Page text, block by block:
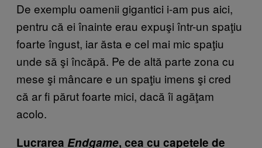
De exemplu oamenii gigantici i-am pus aici,
pentru că ei înainte erau expuşi într-un spaţiu
foarte îngust, iar ăsta e cel mai mic spaţiu
unde să şi încăpă. Pe de altă parte zona cu
mese şi mâncare e un spaţiu imens şi cred
că ar fi părut foarte mici, dacă îi agăţam
acolo.
Lucrarea Endgame, cea cu capetele de